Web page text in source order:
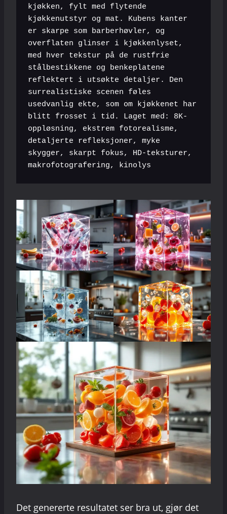
kjøkken, fylt med flytende
kjøkkenutstyr og mat. Kubens kanter
er skarpe som barberhøvler, og
overflaten glinser i kjøkkenlyset,
med hver tekstur på de rustfrie
stålbestikkene og benkeplatene
reflektert i utsøkte detaljer. Den
surrealistiske scenen føles
usedvanlig ekte, som om kjøkkenet har
blitt frosset i tid. Laget med: 8K-
oppløsning, ekstrem fotorealisme,
detaljerte refleksjoner, myke
skygger, skarpt fokus, HD-teksturer,
makrofotografering, kinolys
Det genererte resultatet ser bra ut, gjør det